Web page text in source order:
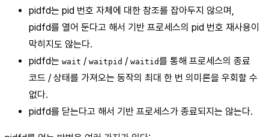
pidfd는 pid 번호 자체에 대한 참조를 잡아두지 않으며,
pidfd를 열어 둔다고 해서 기반 프로세스의 pid 번호 재사용이
막히지도 않는다.
pidfd는 wait / waitpid / waitid를 통해 프로세스의 종료
코드 / 상태를 가져오는 동작의 최대 한 번 의미론을 우회할 수
없다.
pidfd를 닫는다고 해서 기반 프로세스가 종료되지는 않는다.